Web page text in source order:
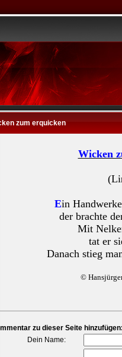
zum erquicken
Wicken
Ein
der brachte
Mit
tat er
Danach stieg
©
zu dieser Seite hinzufügen:
Dein Name: